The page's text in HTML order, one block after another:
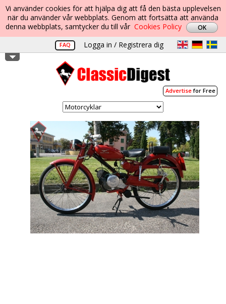
Vi använder cookies för att hjälpa dig att få den bästa upplevelsen
när du använder vår webbplats. Genom att fortsätta att använda
denna webbplats, samtycker du till vår Cookies Policy
FAQ Logga in / Registrera dig
Advertisefor Free